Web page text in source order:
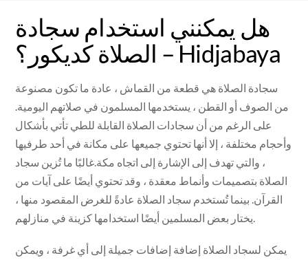
هل يمكنني استخدام سجادة
الصلاة كديكور؟ – Hidjabaya
سجادة الصلاة هي قطعة من القماش ، عادة ما تكون مصنوعة
من الصوف أو القطن ، يستخدمها المسلمون في صلاتهم اليومية.
على الرغم من أن سجادات الصلاة القابلة للطي تأتي بأشكال
وأحجام مختلفة ، إلا أنها تحتوي جميعها على مكانة في أحد طرفيها
، والتي تهدف إلى الإشارة إلى اتجاه مكة.غالبًا ما تُزين سجاد
الصلاة بتصميمات وأنماط معقدة ، وقد تحتوي أيضًا على آيات من
القرآن. بينما تُستخدم سجاد الصلاة عادةً للغرض المقصود منها ،
يمكن لسجاد الصلاة إضافة إضافات جميلة إلى أي غرفة ، ويمكن